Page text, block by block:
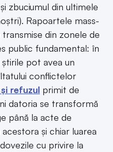
zbuciumul din ultimele
Rapoartele mass-
din zonele de
public fundamental: în
pot avea un
conflictelor
refuzul primit de
datoria se transformă
până la acte de
și chiar luarea
cu privire la